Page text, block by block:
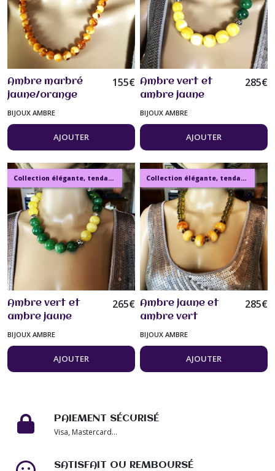
Ambre marbré
jaune/orange
collier classique
50 cm perles
rondes de 10mm
bijou femme
155€
BIJOUX AMBRE
AJOUTER
Ambre vert et
ambre jaune
superbe collier 57
cm grosses perles
de 20mm bijou
femme
285€
BIJOUX AMBRE
AJOUTER
Collection élégante, tendance, moderne, de bijoux en ambre, pierre, perles.
Ambre vert et
ambre jaune
superbe collier 51
cm grosses perles
bijou femme
265€
BIJOUX AMBRE
AJOUTER
Collection élégante, tendance, moderne, de bijoux en ambre, pierre, perles.
Ambre jaune et
ambre vert
superbe collier 55
cm grosses perles
de 23mm et perles
de 16mm bijou
285€
BIJOUX AMBRE
AJOUTER
PAIEMENT SÉCURISÉ
Visa, Mastercard...
SATISFAIT OU REMBOURSÉ